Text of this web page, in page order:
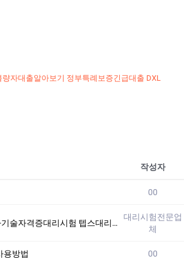
자대출알아보기 정부특례보증긴급대출 DXL
작성자
00
립니다 오픈채팅$텔레채널/그룹 상담한적 없습니다!! 24시
대리시험전문업
체
용방법 00